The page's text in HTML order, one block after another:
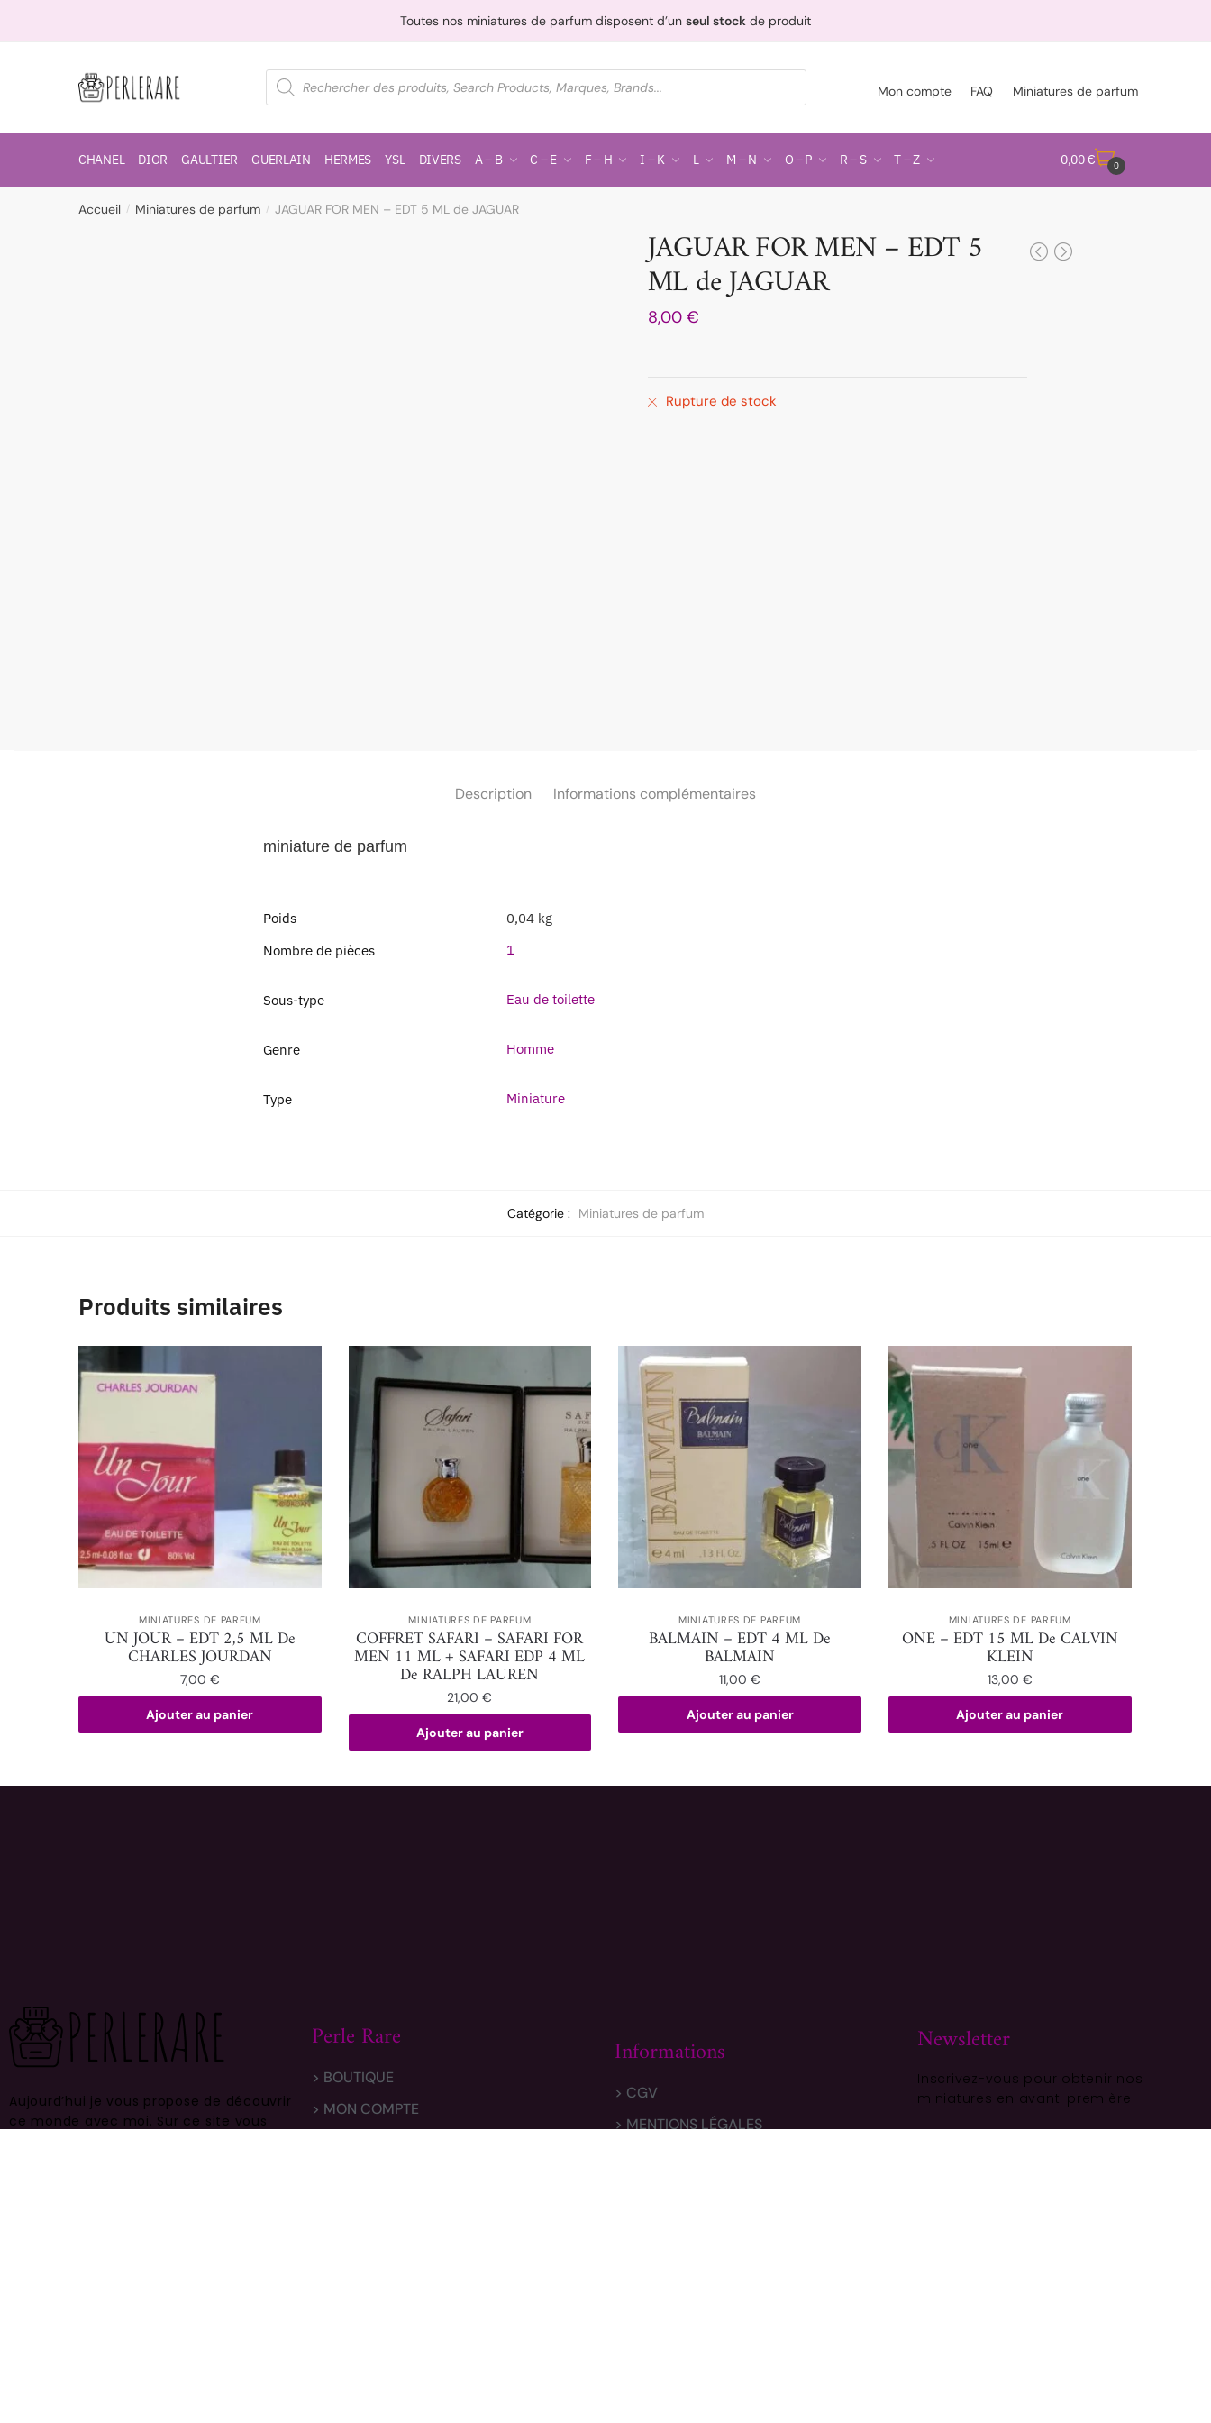
Toutes nos miniatures de parfum disposent d’un seul stock de produit
Mon compte FAQ Miniatures de parfum
CHANEL DIOR GAULTIER GUERLAIN HERMES YSL DIVERS A – B C – E F – H I – K L M – N O – P R – S T – Z 0,00 € 0
Accueil / Miniatures de parfum / JAGUAR FOR MEN – EDT 5 ML de JAGUAR
JAGUAR FOR MEN – EDT 5
ML de JAGUAR
8,00 €
Rupture de stock
Description Informations complémentaires
miniature de parfum
Poids
0,04 kg
Nombre de pièces
1
Sous-type Eau de toilette
Genre Homme
Type Miniature
Catégorie : Miniatures de parfum
Produits similaires
MINIATURES DE PARFUM
UN JOUR – EDT 2,5 ML De
CHARLES JOURDAN
7,00 €
Ajouter au panier
MINIATURES DE PARFUM
COFFRET SAFARI – SAFARI FOR
MEN 11 ML + SAFARI EDP 4 ML
De RALPH LAUREN
21,00€
Ajouter au panier
MINIATURES DE PARFUM
BALMAIN – EDT 4 ML De
BALMAIN
11,00€
Ajouter au panier
MINIATURES DE PARFUM
ONE – EDT 15 ML De CALVIN
KLEIN
13,00 €
Ajouter au panier
Aujourd’hui je vous propose de découvrir
ce monde avec moi. Sur ce site vous
Perle Rare
> BOUTIQUE
> MON COMPTE
Informations
> CGV
> MENTIONS LÉGALES
Newsletter
Inscrivez-vous pour obtenir nos
miniatures en avant-première